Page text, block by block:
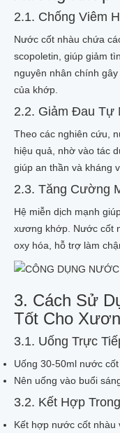
2.1. Chống Viêm
Nước cốt nhàu chứa
scopoletin, giúp giảm
nguyên nhân chính
của khớp.
2.2. Giảm Đau Tự
Theo các nghiên cứu,
hiệu quả, nhờ vào tác
giúp an thần và kháng
2.3. Tăng Cường
Hệ miễn dịch mạnh
xương khớp. Nước cốt
oxy hóa, hỗ trợ làm
3. Cách Sử
Tốt Cho
3.1. Uống Trực
Uống 30-50ml nước
Nên uống vào buổi
3.2. Kết Hợp
Kết hợp nước cốt nhàu